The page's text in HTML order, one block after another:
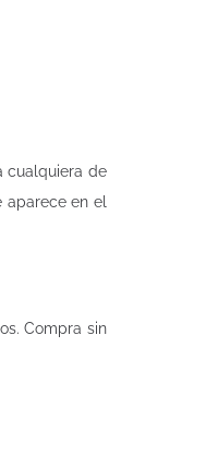
cualquiera de
en el
Compra sin